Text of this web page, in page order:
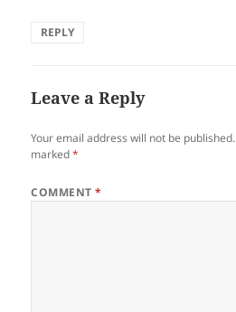
REPLY
Leave a Reply
Your email address will not be published.
marked*
COMMENT*